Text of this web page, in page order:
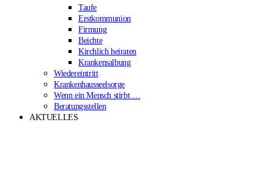
Taufe
Erstkommunion
Firmung
Beichte
Kirchlich heiraten
Krankensalbung
Wiedereintritt
Krankenhausseelsorge
Wenn ein Mensch stirbt …
Beratungsstellen
AKTUELLES